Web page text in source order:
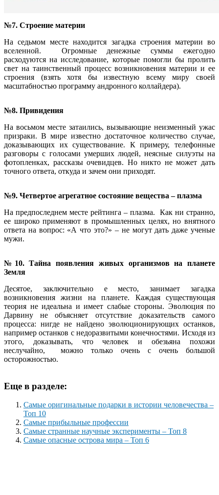
№7. Строение материи
На седьмом месте находится загадка строения материи во
вселенной. Огромные денежные суммы ежегодно
расходуются на исследование, которые помогли бы пролить
свет на таинственный процесс возникновения материи и ее
строения (взять хотя бы известную всему миру своей
масштабностью программу андронного коллайдера).
№8. Привидения
На восьмом месте затаились, вызывающие неизменный ужас
призраки. В мире известно достаточное количество случае,
доказывающих их существование. К примеру, телефонные
разговоры с голосами умерших людей, неясные силуэты на
фотопленках, рассказы очевидцев. Но никто не может дать
точного ответа, откуда и зачем они приходят.
№9. Четвертое агрегатное состояние вещества – плазма
На предпоследнем месте рейтинга – плазма. Как ни странно,
ее широко применяют в промышленных целях, но внятного
ответа на вопрос: «А что это?» – не могут дать даже ученые
мужи.
№10. Тайна появления живых организмов на планете
Земля
Десятое, заключительно е место, занимает загадка
возникновения жизни на планете. Каждая существующая
теория не идеальна и имеет слабые стороны. Эволюция по
Дарвину не объясняет отсутствие доказательств самого
процесса: нигде не найдено эволюционирующих останков,
например останков с недоразвитыми конечностями. Исходя из
этого, доказывать, что человек и обезьяна похожи
неслучайно, можно только очень с очень большой
осторожностью.
Еще в разделе:
Самые оригинальные подарки в истории человечества –
Топ 10
Самые прибыльные профессии
Самые странные научные эксперименты – Топ 8
Самые опасные острова мира – Топ 6